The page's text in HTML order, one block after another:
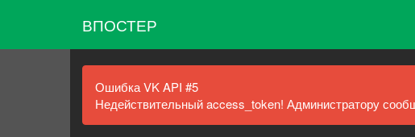
ВПОСТЕР
Ошибка VK API #5
Недействительный access_token! Администратору